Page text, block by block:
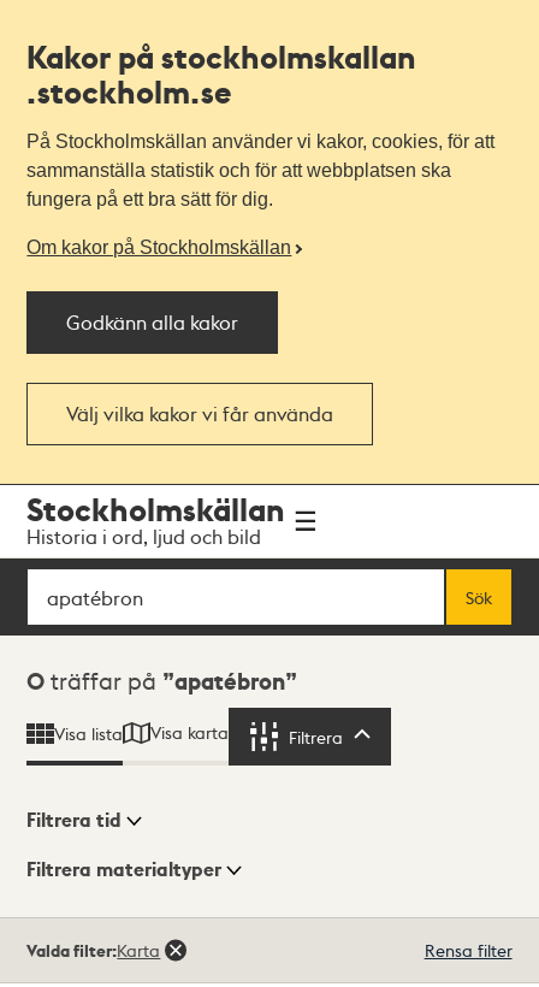
Kakor på stockholmskallan
.stockholm.se
På Stockholmskällan använder vi kakor, cookies, för att
sammanställa statistik och för att webbplatsen ska
fungera på ett bra sätt för dig.
Om kakor på Stockholmskällan
Godkänn alla kakor
Välj vilka kakor vi får använda
navigationen
huvudinnehållet
Stockholmskällan
Historia i ord, ljud och bild
Sök
Sök
Sökresultat
0 träffar på apatébron
Visa lista Visa karta Filtrera
Visningsläge
Filtrera tid
Filtrera materialtyper
träffar
Valda filter:Karta Rensa filter